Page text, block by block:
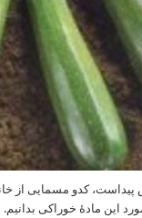
کدو مسمایی از
این مادۀ خوراکی